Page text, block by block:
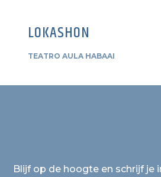
LOKASHON
TEATRO AULA HABAAI
Blijf op de hoogte en schrijf je